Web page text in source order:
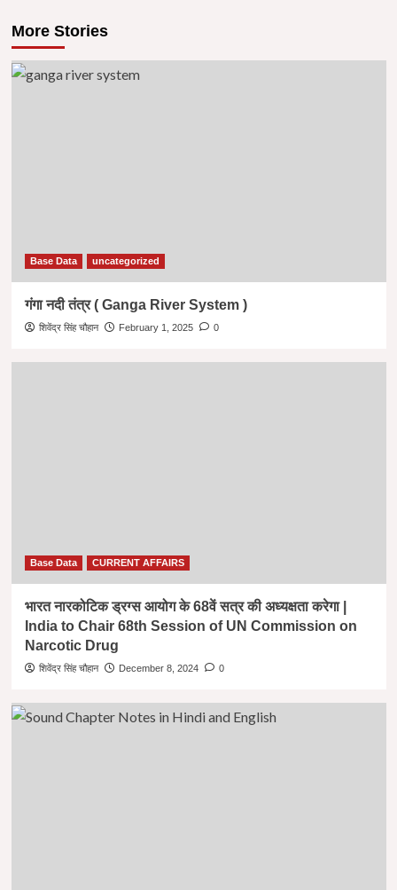
More Stories
Base Data uncategorized
गंगा नदी तंत्र ( Ganga River System )
शिवेंद्र सिंह चौहान February 1, 2025 0
Base Data CURRENT AFFAIRS
भारत नारकोटिक ड्रग्स आयोग के 68वें सत्र की अध्यक्षता करेगा |
India to Chair 68th Session of UN Commission on
Narcotic Drug
शिवेंद्र सिंह चौहान December 8, 2024 0